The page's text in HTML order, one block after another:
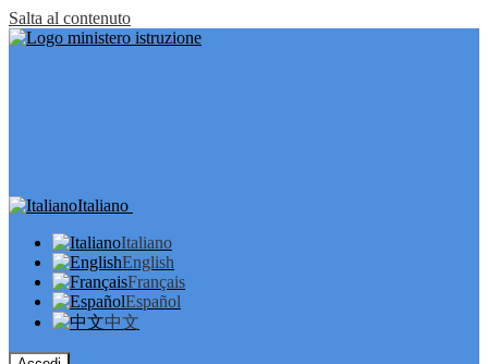
Salta al contenuto
Italiano
Italiano
English
Français
Español
中文